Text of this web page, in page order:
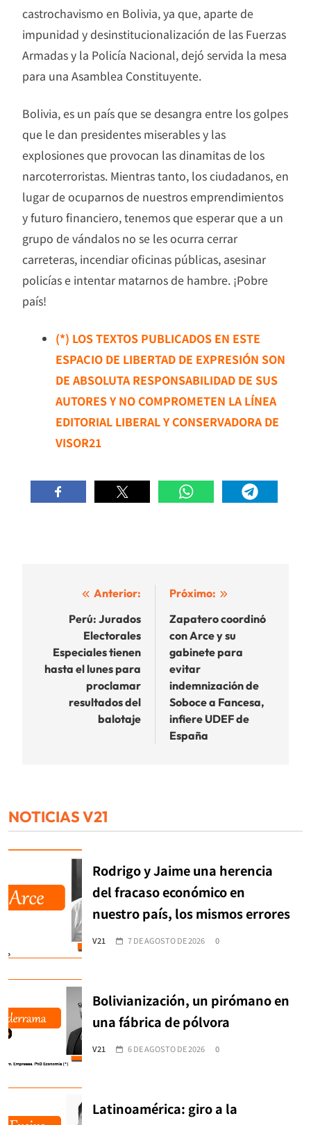
castrochavismo en Bolivia, ya que, aparte de
impunidad y desinstitucionalización de las Fuerzas
Armadas y la Policía Nacional, dejó servida la mesa
para una Asamblea Constituyente.
Bolivia, es un país que se desangra entre los golpes
que le dan presidentes miserables y las
explosiones que provocan las dinamitas de los
narcoterroristas. Mientras tanto, los ciudadanos, en
lugar de ocuparnos de nuestros emprendimientos
y futuro financiero, tenemos que esperar que a un
grupo de vándalos no se les ocurra cerrar
carreteras, incendiar oficinas públicas, asesinar
policías e intentar matarnos de hambre. ¡Pobre
país!
(*) LOS TEXTOS PUBLICADOS EN ESTE
ESPACIO DE LIBERTAD DE EXPRESIÓN SON
DE ABSOLUTA RESPONSABILIDAD DE SUS
AUTORES Y NO COMPROMETEN LA LÍNEA
EDITORIAL LIBERAL Y CONSERVADORA DE
VISOR21
Navegación
entradas
Anterior:
Perú: Jurados
Electorales
Especiales tienen
hasta el lunes para
proclamar
resultados del
balotaje
Próximo:
Zapatero coordinó
con Arce y su
gabinete para
evitar
indemnización de
Soboce a Fancesa,
infiere UDEF de
España
NOTICIAS V21
Rodrigo y Jaime una herencia
del fracaso económico en
nuestro país, los mismos errores
V21 7 DE AGOSTO DE 2026 0
Bolivianización, un pirómano en
una fábrica de pólvora
V21 6 DE AGOSTO DE 2026 0
Latinoamérica: giro a la